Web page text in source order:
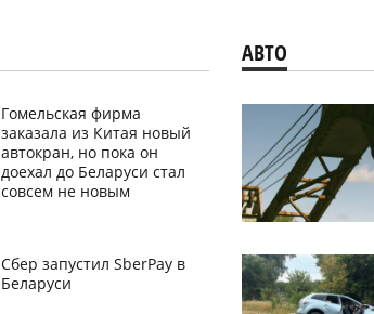
Гомельская фирма
заказала из Китая новый
автокран, но пока он
доехал до Беларуси стал
совсем не новым
Сбер запустил SberPay в
Беларуси
АВТО